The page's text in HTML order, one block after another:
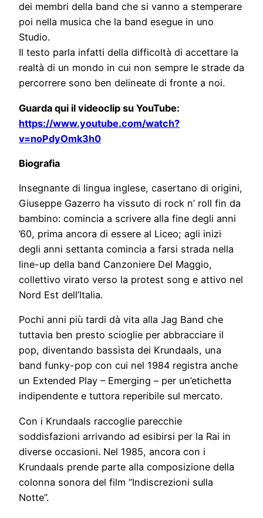
dei membri della band che si vanno a stemperare
poi nella musica che la band esegue in uno
Studio.
Il testo parla infatti della difficoltà di accettare la
realtà di un mondo in cui non sempre le strade da
percorrere sono ben delineate di fronte a noi.
Guarda qui il videoclip su YouTube:
https://www.youtube.com/watch?
v=noPdyOmk3h0
Biografia
Insegnante di lingua inglese, casertano di origini,
Giuseppe Gazerro ha vissuto di rock n’ roll fin da
bambino: comincia a scrivere alla fine degli anni
’60, prima ancora di essere al Liceo; agli inizi
degli anni settanta comincia a farsi strada nella
line-up della band Canzoniere Del Maggio,
collettivo virato verso la protest song e attivo nel
Nord Est dell’Italia.
Pochi anni più tardi dà vita alla Jag Band che
tuttavia ben presto scioglie per abbracciare il
pop, diventando bassista dei Krundaals, una
band funky-pop con cui nel 1984 registra anche
un Extended Play – Emerging – per un’etichetta
indipendente e tuttora reperibile sul mercato.
Con i Krundaals raccoglie parecchie
soddisfazioni arrivando ad esibirsi per la Rai in
diverse occasioni. Nel 1985, ancora con i
Krundaals prende parte alla composizione della
colonna sonora del film “Indiscrezioni sulla
Notte”.